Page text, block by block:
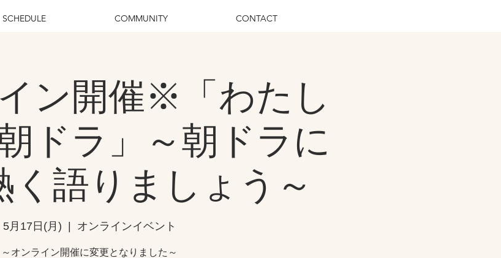
SCHEDULE COMMUNITY CONTACT
ン開催※「わたし
ドラ」～朝ドラに
く語りましょう～
5月17日(月) オンラインイベント
～オンライン開催に変更となりました～